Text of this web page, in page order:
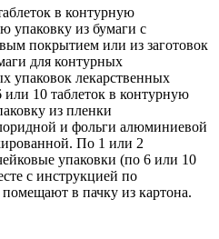
в контурную
упаковку из бумаги с
покрытием или из заготовок
для контурных
упаковок лекарственных
или 10 таблеток в контурную
из пленки
и фольги алюминиевой
По 1 или 2
упаковки (по 6 или 10
с инструкцией по
в пачку из картона.